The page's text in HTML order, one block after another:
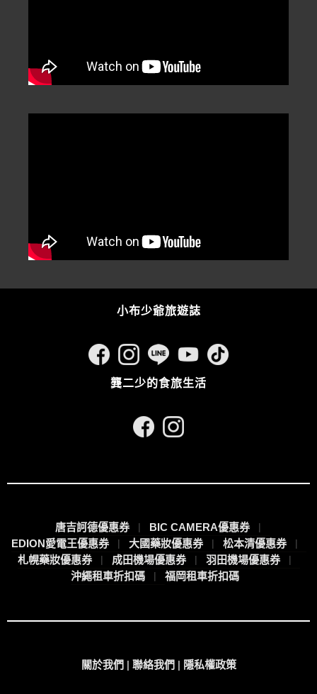
小布少爺旅遊誌
龔二少的食旅生活
唐吉訶德優惠券
BIC CAMERA優惠券
EDION愛電王優惠券
大國藥妝優惠券
松本清優惠券
札幌藥妝優惠券
成田機場優惠券
羽田機場優惠券
沖繩租車折扣碼
福岡租車折扣碼
關於我們 | 聯絡我們 | 隱私權政策